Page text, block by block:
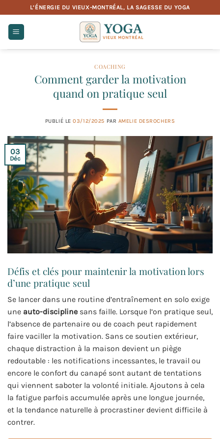
au
contenu
L’ÉNERGIE DU VIEUX-MONTRÉAL, LA SAGESSE DU YOGA
COACHING
Comment garder la motivation
quand on pratique seul
PUBLIÉ LE03/12/2025 PAR AMELIE DESROCHERS
03
Déc
Défis et clés pour maintenir la motivation lors
d’une pratique seul
Se lancer dans une routine d’entraînement en solo exige
une auto-discipline sans faille. Lorsque l’on pratique seul,
l’absence de partenaire ou de coach peut rapidement
faire vaciller la motivation. Sans ce soutien extérieur,
chaque distraction à la maison devient un piège
redoutable : les notifications incessantes, le travail ou
encore le confort du canapé sont autant de tentations
qui viennent saboter la volonté initiale. Ajoutons à cela
la fatigue parfois accumulée après une longue journée,
et la tendance naturelle à procrastiner devient difficile à
contrer.